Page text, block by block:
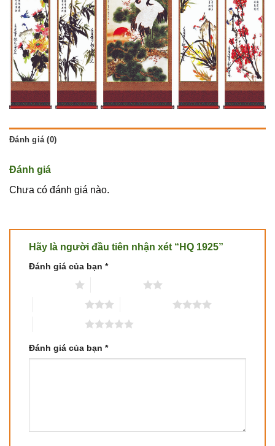
Đánh giá (0)
Đánh giá
Chưa có đánh giá nào.
Hãy là người đầu tiên nhận xét “HQ 1925”
Đánh giá của bạn *
Đánh giá của bạn *